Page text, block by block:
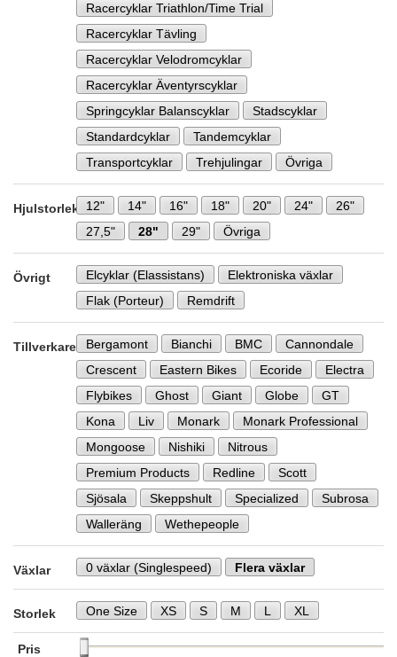
Racercyklar Triathlon/Time Trial
Racercyklar Tävling
Racercyklar Velodromcyklar
Racercyklar Äventyrscyklar
Springcyklar Balanscyklar
Stadscyklar
Standardcyklar
Tandemcyklar
Transportcyklar
Trehjulingar Övriga
Hjulstorlek 12" 14" 16" 18" 20" 24"
26"
27,5"
28" 29" Övriga
Övrigt Elcyklar (Elassistans)
Elektroniska växlar
Flak (Porteur)
Remdrift
Tillverkare Bergamont Bianchi BMC
Cannondale
Crescent
Eastern Bikes Ecoride
Electra
Flybikes
Ghost Giant Globe
GT
Kona
Liv Monark
Monark Professional
Mongoose
Nishiki
Nitrous
Premium Products
Redline
Scott
Sjösala
Skeppshult Specialized
Subrosa
Walleräng
Wethepeople
Växlar 0 växlar (Singlespeed) Flera växlar
Storlek One Size XS S M L XL
Pris